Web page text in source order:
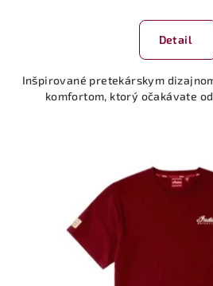
Detail
Inšpirované pretekárskym
komfortom, ktorý očakávate